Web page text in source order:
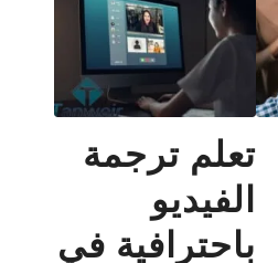
تعلم ترجمة
الفيديو
باحترافية في